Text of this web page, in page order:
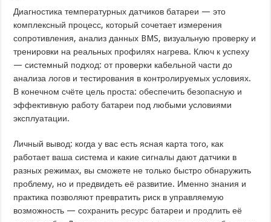
Диагностика температурных датчиков батареи — это
комплексный процесс, который сочетает измерения
сопротивления, анализ данных BMS, визуальную проверку и
тренировки на реальных профилях нагрева. Ключ к успеху
— системный подход: от проверки кабельной части до
анализа логов и тестирования в контролируемых условиях.
В конечном счёте цель проста: обеспечить безопасную и
эффективную работу батареи под любыми условиями
эксплуатации.
Личный вывод: когда у вас есть ясная карта того, как
работает ваша система и какие сигналы дают датчики в
разных режимах, вы сможете не только быстро обнаружить
проблему, но и предвидеть её развитие. Именно знания и
практика позволяют превратить риск в управляемую
возможность — сохранить ресурс батареи и продлить её